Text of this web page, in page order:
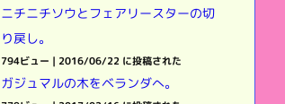
ニチニチソウとフェアリースターの切
り戻し。
794ビュー | 2016/06/22 に投稿された
ガジュマルの木をベランダへ。